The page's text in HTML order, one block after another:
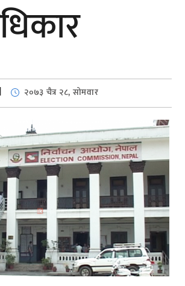
२०७३ चैत्र २८, सोमवार